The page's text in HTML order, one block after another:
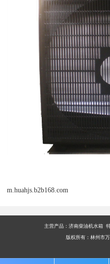
m.huahjs.b2b168.com
主营产品： 济南柴油机水箱
版权所有：林州市